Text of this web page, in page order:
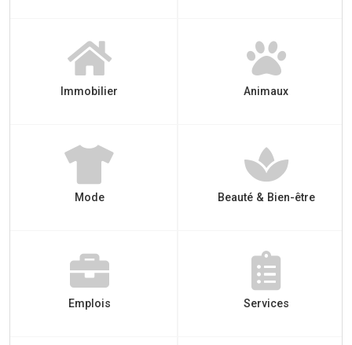
Immobilier Animaux
Mode Beauté & Bien-être
Emplois Services